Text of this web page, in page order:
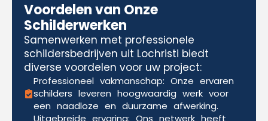
Voordelen van Onze
Schilderwerken
Samenwerken met professionele
schildersbedrijven uit Lochristi biedt
diverse voordelen voor uw project:
Professioneel vakmanschap: Onze ervaren
schilders leveren hoogwaardig werk voor
een naadloze en duurzame afwerking.
Uitgebreide ervaring: Ons netwerk heeft